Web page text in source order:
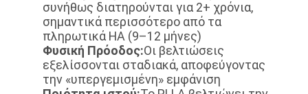
συνήθως διατηρούνται για 2+ χρόνια,
σημαντικά περισσότερο από τα
πληρωτικά HA (9–12 μήνες)
Φυσική Πρόοδος:Οι βελτιώσεις
εξελίσσονται σταδιακά, αποφεύγοντας
την «υπεργεμισμένη» εμφάνιση